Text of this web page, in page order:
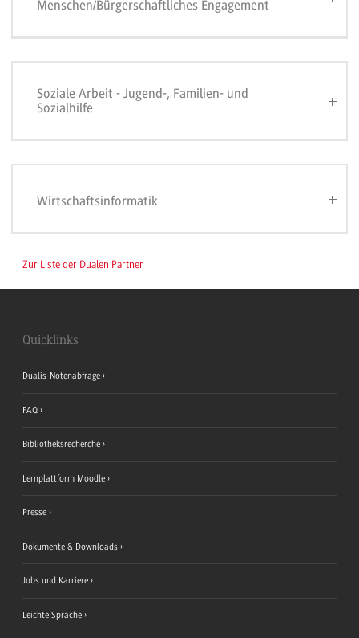
Menschen/Bürgerschaftliches Engagement
Soziale Arbeit - Jugend-, Familien- und
Sozialhilfe
Wirtschaftsinformatik
Zur Liste der Dualen Partner
Quicklinks
Dualis-Notenabfrage
FAQ
Bibliotheksrecherche
Lernplattform Moodle
Presse
Dokumente & Downloads
Jobs und Karriere
Leichte Sprache